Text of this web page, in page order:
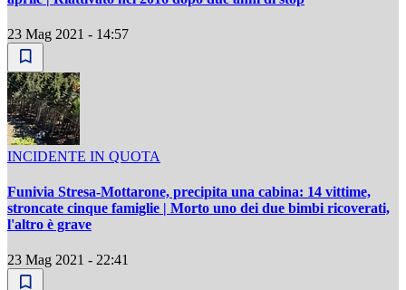
23 Mag 2021 - 14:57
INCIDENTE IN QUOTA
Funivia Stresa-Mottarone, precipita una cabina: 14 vittime,
stroncate cinque famiglie | Morto uno dei due bimbi ricoverati,
l'altro è grave
23 Mag 2021 - 22:41